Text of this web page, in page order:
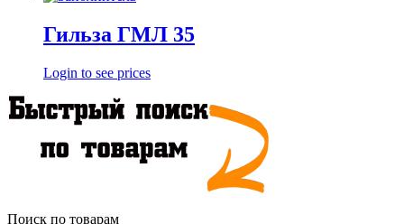
Гильза ГМЛ 35
Login to see prices
Поиск по товарам